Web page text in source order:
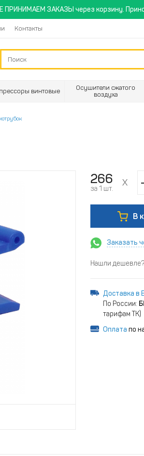
ЗАКАЗЫ через корзину.
Контакты
винтовые
Осушители сжатого
воздуха
266
за 1 шт.
В
Заказать
Нашли
Доставка в
По России:
тарифам ТК)
Оплата по